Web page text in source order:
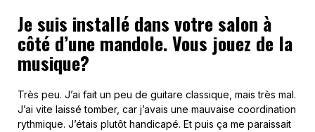
Je suis installé dans votre salon à
côté d’une mandole. Vous jouez de la
musique?
Très peu. J’ai fait un peu de guitare classique, mais très mal.
J’ai vite laissé tomber, car j’avais une mauvaise coordination
rythmique. J’étais plutôt handicapé. Et puis ça me paraissait